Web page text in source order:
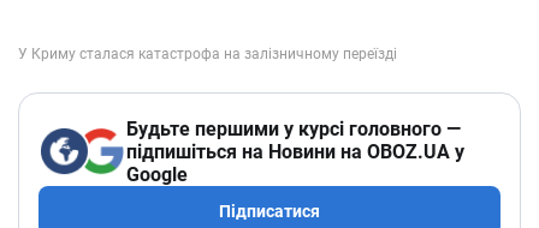
Будьте першими у курсі головного —
підпишіться на Новини на OBOZ.UA у
Google
Підписатися